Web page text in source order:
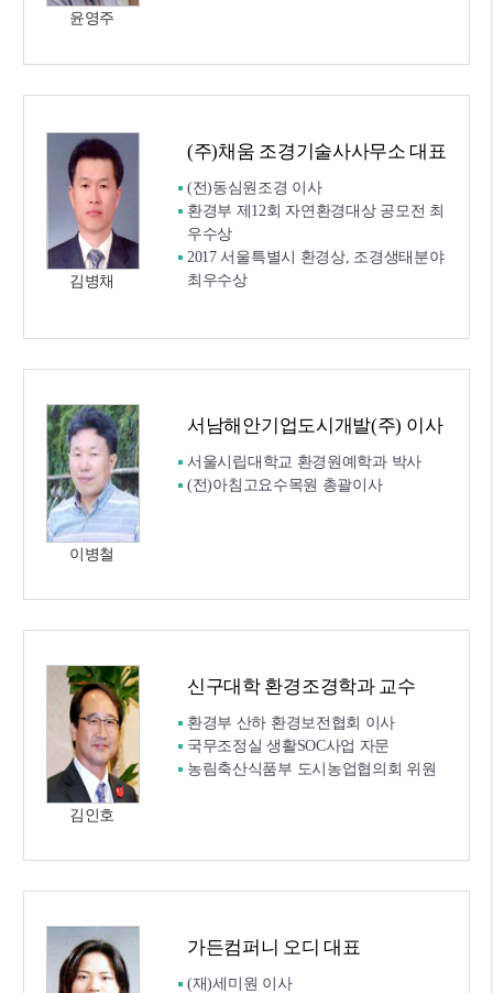
윤영주
김병채
(주)채움 조경기술사사무소 대표
(전)동심원조경 이사
환경부 제12회 자연환경대상 공모전 최
우수상
2017 서울특별시 환경상, 조경생태분야
최우수상
이병철
서남해안기업도시개발(주) 이사
서울시립대학교 환경원예학과 박사
(전)아침고요수목원 총괄이사
김인호
신구대학 환경조경학과 교수
환경부 산하 환경보전협회 이사
국무조정실 생활SOC사업 자문
농림축산식품부 도시농업협의회 위원
가든컴퍼니 오디 대표
(재)세미원 이사